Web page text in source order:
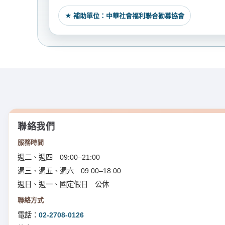
★ 補助單位：中華社會福利聯合勸募協會
聯絡我們
服務時間
週二、週四 09:00–21:00
週三、週五、週六 09:00–18:00
週日、週一、國定假日 公休
聯絡方式
電話： 02-2708-0126